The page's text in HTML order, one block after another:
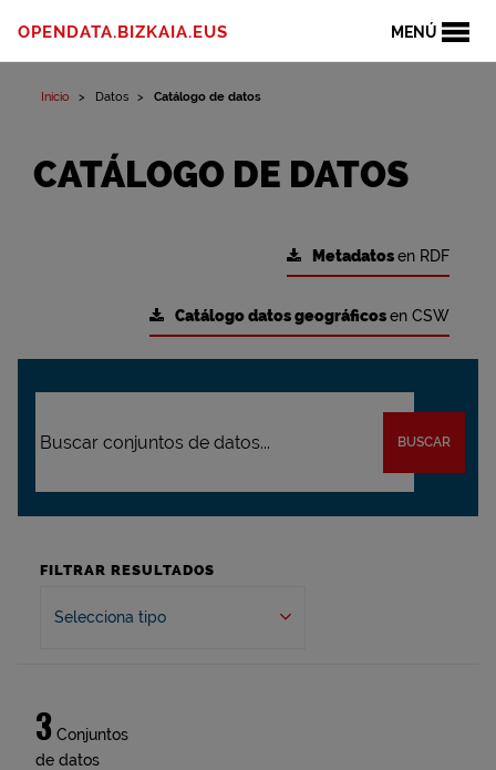
MENÚ
OPENDATA.BIZKAIA.EUS
Inicio Datos Catálogo de datos
CATÁLOGO DE DATOS
Metadatosen RDF
Catálogo datos geográficosen CSW
BUSCAR
FILTRAR RESULTADOS
Selecciona tipo
3 Conjuntos
de datos